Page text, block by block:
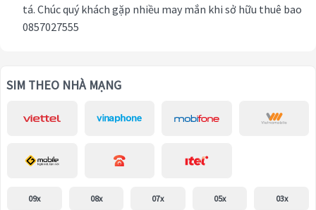
tá. Chúc quý khách gặp nhiều may mắn khi sở hữu thuê bao
0857027555
SIM THEO NHÀ MẠNG
09x 08x 07x 05x 03x